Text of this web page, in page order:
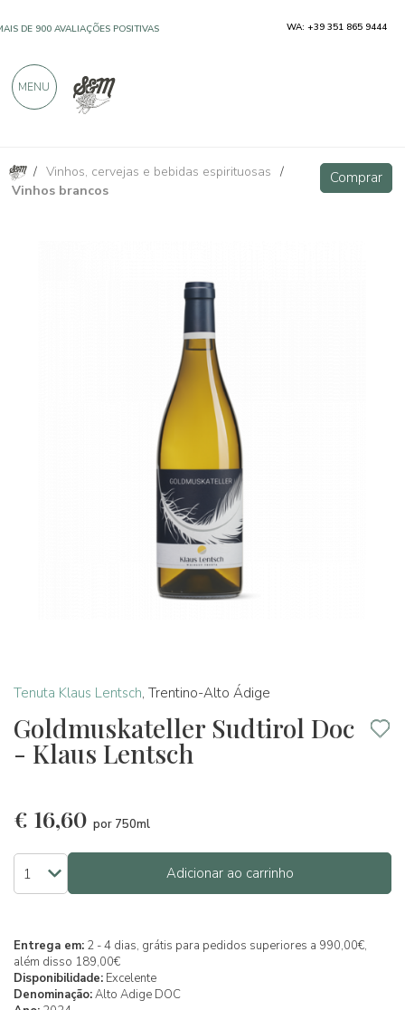
/ Vinhos, cervejas e bebidas espirituosas /
Vinhos brancos
Comprar
Tenuta Klaus Lentsch, Trentino-Alto Ádige
Goldmuskateller Sudtirol Doc
- Klaus Lentsch
€ 16,60 por 750ml
Adicionar ao carrinho
Entrega em: 2 - 4 dias, grátis para pedidos superiores a 990,00€,
além disso 189,00€
Disponibilidade: Excelente
Denominação:Alto Adige DOC
Goldmuskateller Sudtirol Doc - Klaus Lentsch Comprar
DE 900 AVALIAÇÕES POSITIVAS WA: +39 351 865 9444
MENU